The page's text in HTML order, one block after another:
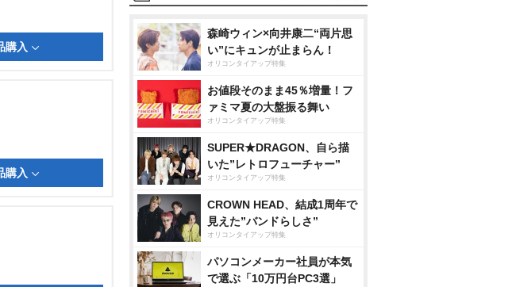
購入
購入
森崎ウィン×向井康二“両片思
い”にキュンが止まらん！
オリコンタイアップ特集
お値段そのまま45％増量！フ
ァミマ夏の大盤振る舞い
オリコンタイアップ特集
SUPER★DRAGON、自ら描
いた”レトロフューチャー”
オリコンタイアップ特集
CROWN HEAD、結成1周年で
見えた”バンドらしさ”
オリコンタイアップ特集
パソコンメーカー社員が本気
で選ぶ「10万円台PC3選」